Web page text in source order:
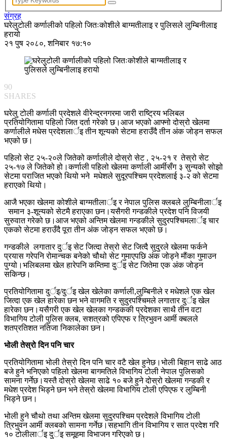
संग्रह
घरेलुटोली कर्णालीको पहिलो जितःकोशीले बाग्मतीलाइ र पुलिसले लुम्बिनीलाइ
हरायो
२१ पुष २०८०, शनिबार १७:१०
90
SHARES
घरेलु टोली कर्णाली प्रदेशले वीरेन्द्रनगरमा जारी राष्ट्रिय भलिबल
प्रतियोगितामा पहिलो जित दर्ता गरेको छ।आज भएको आफ्नो दोस्रो खेलमा
कर्णालीले मधेस प्रदेशलार्इ तीन शून्यको सेटमा हराउँदै तीन अंक जोड्न सफल
भएको छ।
पहिलो सेट २५-२०ले जितेको कर्णालीले दोस्रो सेट , २५-२१ र तेस्रो सेट
२५-१७ ले जितेको हो।कर्णाली पहिलो खेलमा कर्णाली आर्मीसँग ३ सुन्यको सोझो
सेटमा पराजित भएको थियो भने मधेशले सुदूरपश्चिम प्रदेशलाई ३-२ को सेटमा
हराएको थियो।
आजै भएका खेलमा कोशीले बाग्मतीलार्इ र नेपाल पुलिस क्लबले लुम्बिनीलार्इ
समान ३-शून्यको सेटमै हराएका छन।यसैगरी गन्डकीले प्रदेश पनि विजयी
सुरुवात गरेको छ।आज भएको अन्तिम खेलमा गन्डकीले सुदुरपश्चिमलार्इ चार
एकको सेटमा हराउँदै पूरा तीन अंक जोड्न सफल भएको छ।
गन्डकीले लगातार दुर्इ सेट जित्दा तेस्रो सेट जित्दै सुदुरले खेलमा फर्कने
प्रयास गरेपनि रोमान्चक बनेको चौथो सेट गुमाएपछि अंक जोड्ने मौंका गुमाउन
पुग्यो।भलिबलमा खेल हारेपनि कम्तिमा दुर्इ सेट जितेमा एक अंक जोड्न
सकिन्छ।
प्रतियोगितामा दुर्इ/दुर्इ खेल खेलेका कर्णाली,लुम्बिनीले र मधेशले एक खेल
जित्दा एक खेल हारेका छन भने वागमति र सुदुरपश्चिमले लगातार दुर्इ खेल
हारेका छन।यसैगरी एक खेल खेलका गन्डककी प्रदेशका साथै तीन वटा
विभागिय टोली पुलिस क्लब, सशत्रको एपिएफ र त्रिभुवन आर्मी क्बलले
शतप्रतिशत नतिजा निकालेका छन।
भोली तेस्रो दिन पनि चार
प्रतियोगितामा भोली तेस्रो दिन पनि चार वटै खेल हुनेछ।भोली बिहान साढे आठ
बजे हुने भनिएको पहिलो खेलमा बागमतिले विभागिय टोली नेपाल पुलिसको
सामना गर्नेछ।यस्तै दोस्रो खेलमा साढे १० बजे हुने दोस्रो खेलमा गन्डकी र
मधेश प्रदेश भिड्ने छन भने तेस्रो खेलमा विभागिय टोली एपिएफ र लुम्बिनी
भिड्ने छन।
भोली हुने चौथो तथा अन्तिम खेलमा सुदुरपश्चिम प्रदेशले विभागिय टोली
त्रिभुवन आर्मी क्लबको सामना गर्नेछ।सहभागि तीन विभागिय र सात प्रदेश गरि
१० टोलीलार्इ दुर्इ समूहमा विभाजन गरिएको छ।